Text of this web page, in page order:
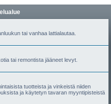
tai vanhaa lattialautaa.
tai remontista jääneet levyt.
tuotteista ja vinkeistä niiden
ja käytetyn tavaran myyntipisteistä